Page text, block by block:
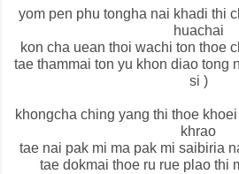
yom pen phu tongha nai khadi thi
huachai
kon cha uean thoi wachi ton thoe
tae thammai ton yu khon diao tong
si )
khongcha ching yang thi thoe
khrao
tae nai pak mi ma pak mi saibiria
tae dokmai thoe ru rue plao thi